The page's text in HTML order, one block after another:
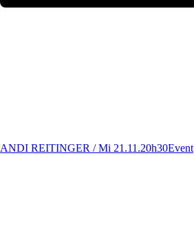
ANDI REITINGER / Mi 21.11.20h30Event